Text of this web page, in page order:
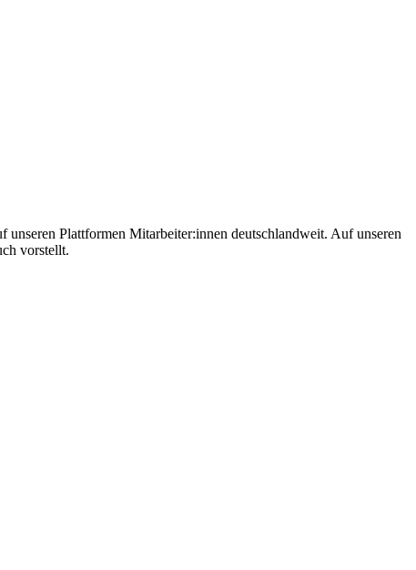
Plattformen Mitarbeiter:innen deutschlandweit. Auf unseren
vorstellt.